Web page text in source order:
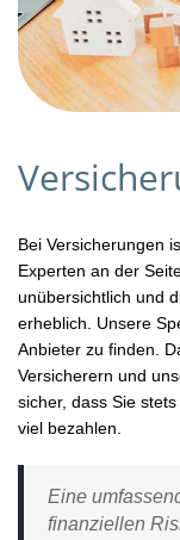
Bei Versicherungen
Experten an der
unübersichtlich und
erheblich. Unsere
Anbieter zu finden.
Versicherern und
sicher, dass Sie
viel bezahlen.
Eine
finanziellen